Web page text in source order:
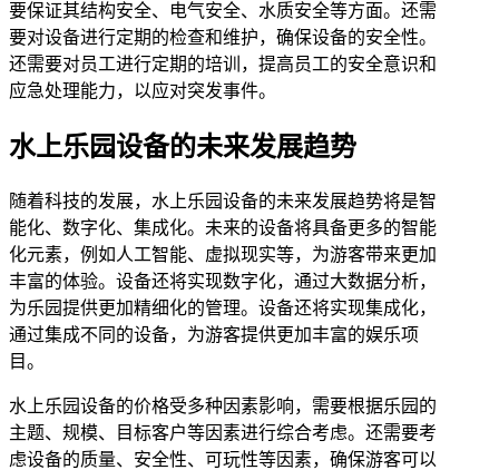
要保证其结构安全、电气安全、水质安全等方面。还需
要对设备进行定期的检查和维护，确保设备的安全性。
还需要对员工进行定期的培训，提高员工的安全意识和
应急处理能力，以应对突发事件。
水上乐园设备的未来发展趋势
随着科技的发展，水上乐园设备的未来发展趋势将是智
能化、数字化、集成化。未来的设备将具备更多的智能
化元素，例如人工智能、虚拟现实等，为游客带来更加
丰富的体验。设备还将实现数字化，通过大数据分析，
为乐园提供更加精细化的管理。设备还将实现集成化，
通过集成不同的设备，为游客提供更加丰富的娱乐项
目。
水上乐园设备的价格受多种因素影响，需要根据乐园的
主题、规模、目标客户等因素进行综合考虑。还需要考
虑设备的质量、安全性、可玩性等因素，确保游客可以